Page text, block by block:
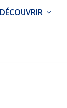
DÉCOUVRIR